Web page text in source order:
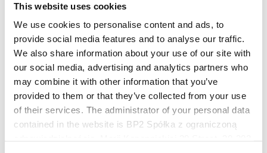
This website uses cookies
We use cookies to personalise content and ads, to
provide social media features and to analyse our traffic.
We also share information about your use of our site with
our social media, advertising and analytics partners who
may combine it with other information that you’ve
provided to them or that they’ve collected from your use
of their services. The administrator of your personal data
contained in the website is BP2 Spółka z ograniczoną
Pomocne linki